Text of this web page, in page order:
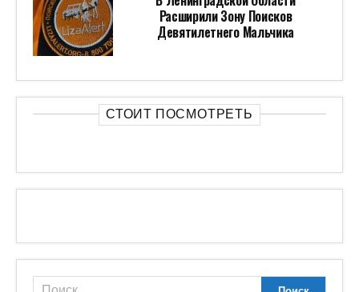
Расширили Зону Поисков
Девятилетнего Мальчика
СТОИТ ПОСМОТРЕТЬ